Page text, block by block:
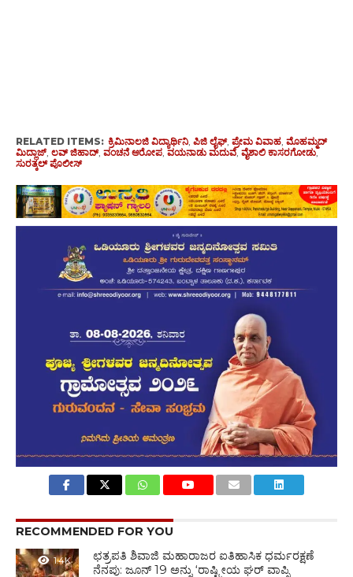
RELATED ITEMS: ಕ್ರಿಮಿನಾಲಜಿ ವಿದ್ಯಾರ್ಥಿನಿ, ಪಿಜಿ ಲೈಫ್, ಪ್ರೇಮ ವಿವಾಹ, ಮೊಹಮ್ಮದ್
ಮಿದ್ಲಾಜ್, ಲವ್ ಜಿಹಾದ್, ವಂಚನೆ ಆರೋಪ, ವಯನಾಡು ಮದುವೆ, ವೈಶಾಲಿ ಕಾಸರಗೋಡು,
ಸುರತ್ಕಲ್ ಪೊಲೀಸ್
RECOMMENDED FOR YOU
1.4K
ಛತ್ರಪತಿ ಶಿವಾಜಿ ಮಹಾರಾಜರ ಐತಿಹಾಸಿಕ ಧರ್ಮರಕ್ಷಣೆ
ನೆನಪು: ಜೂನ್ 19 ಅನ್ನು ‘ರಾಷ್ಟ್ರೀಯ ಘರ್ ವಾಪ್ಸಿ